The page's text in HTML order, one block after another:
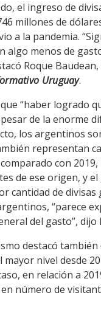
el ingreso de
millones de
a la pandemia.
algo menos de
Roque
Uruguay.
“haber logrado
de la enorme
los argentinos
representan
con
de ese origen, y
cantidad de divisas
“parece
del gasto”, dijo
destacó
mayor nivel desde
en relación a
número de